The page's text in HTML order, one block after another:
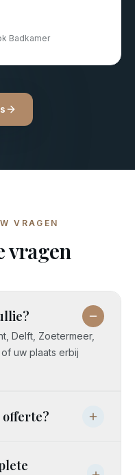
Badkamer
VRAGEN
vragen
Delft, Zoetermeer,
uw plaats erbij